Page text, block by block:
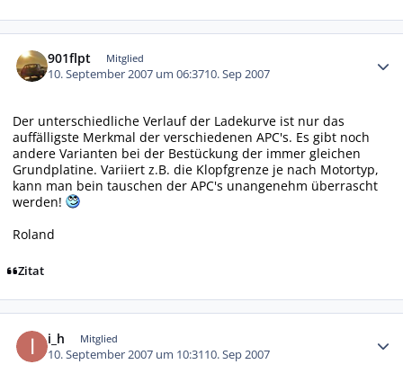
901flpt Mitglied
10. September 2007 um 06:3710. Sep 2007
Der unterschiedliche Verlauf der Ladekurve ist nur das
auffälligste Merkmal der verschiedenen APC's. Es gibt noch
andere Varianten bei der Bestückung der immer gleichen
Grundplatine. Variiert z.B. die Klopfgrenze je nach Motortyp,
kann man bein tauschen der APC's unangenehm überrascht
werden!
Roland
Zitat
i_h Mitglied
10. September 2007 um 10:3110. Sep 2007